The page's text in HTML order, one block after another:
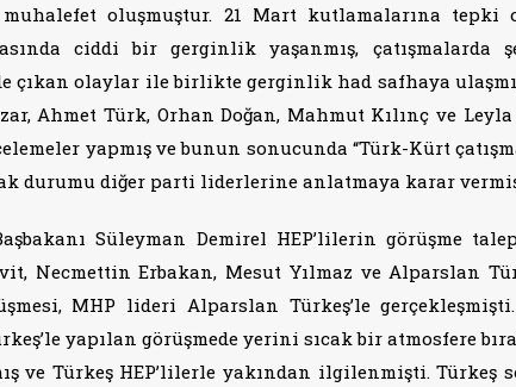
oluşmuştur. 21 Mart kutlamalarına tepki
ciddi bir gerginlik yaşanmış, çatışmalarda
çıkan olaylar ile birlikte gerginlik had safhaya
Ahmet Türk, Orhan Doğan, Mahmut Kılınç ve
yapmış ve bunun sonucunda “Türk-Kürt
durumu diğer parti liderlerine anlatmaya karar
Süleyman Demirel HEP’lilerin görüşme
Necmettin Erbakan, Mesut Yılmaz ve Alparslan
MHP lideri Alparslan Türkeş’le
yapılan görüşmede yerini sıcak bir atmosfere
ve Türkeş HEP’lilerle yakından ilgilenmişti. Türkeş